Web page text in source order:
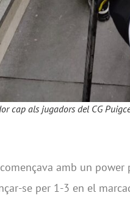
cap als jugadors del CG
amb un
se per 1-3 en el